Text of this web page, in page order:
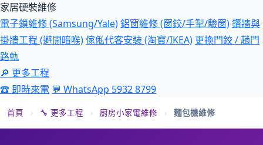
家居硬裝維修
電子鎖維修 (Samsung/Yale)鋁窗維修 (窗鉸/手掣/驗窗)鑽牆與
掛牆工程 (避開暗喉)傢俬代客安裝 (淘寶/IKEA) 更換門鉸 / 趟門
路軌
🔎 更多工程
☎ 即時來電 💬 WhatsApp 5932 8799
首頁 › 🔧 更多工程 › 廚房小家電維修 › 麵包機維修